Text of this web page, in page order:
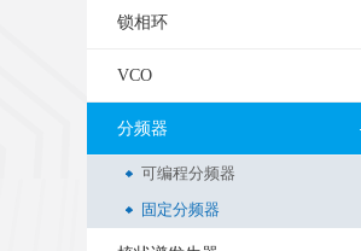
锁相环
VCO
分频器
可编程分频器
固定分频器